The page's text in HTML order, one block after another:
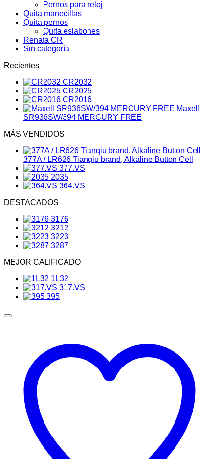
Pernos para reloj
Quita manecillas
Quita pernos
Quita eslabones
Renata CR
Sin categoría
Recientes
CR2032
CR2025
CR2016
Maxell
SR936SW/394 MERCURY FREE
MÁS VENDIDOS
377A / LR626 Tianqiu brand, Alkaline Button Cell
377.VS
2035
364.VS
DESTACADOS
3176
3212
3223
3287
MEJOR CALIFICADO
1L32
317.VS
395